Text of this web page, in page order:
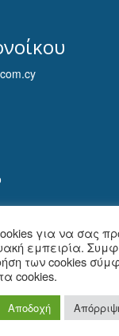
by Maria
για να σας
εμπειρία.
των cookies
cookies.
Αποδοχή